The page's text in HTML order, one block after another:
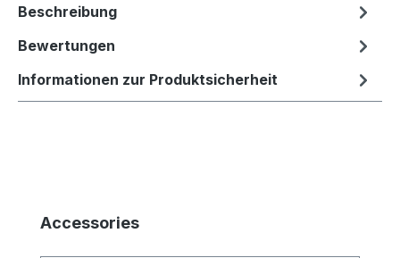
Beschreibung
Bewertungen
Informationen zur Produktsicherheit
Produktgalerie überspringen
Accessories